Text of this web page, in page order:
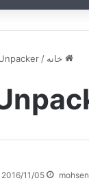
خانه /
mohsen
2016/11/05